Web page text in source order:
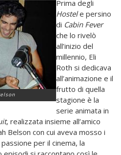
Prima degli
Hostele persino
di Cabin Fever
che lo rivelò
all’inizio del
millennio, Eli
Roth si dedicava
all’animazione e il
frutto di quella
stagione è la
serie animata in
, realizzata insieme all’amico
Belson con cui aveva mosso i
per il cinema, la